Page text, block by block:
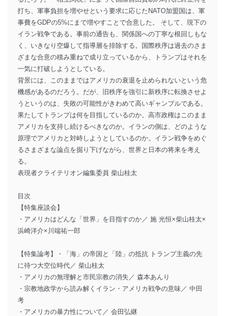
打ち、軍事負担を増やせという要求に応じたNATO加盟国は、軍
事費をGDPの5%にまで増やすことで合意した。 そして、現下の
イラン戦争である。事前の通告も、関係国への丁寧な根回しもな
く、いきなり空爆して指導層を排除する。国際秩序は過去のさま
ざまな合意の積み重ねで成り立っているから、トランプはそれを
一気に打破しようとしている。
背景には、このままではアメリカの衰退を止められないという危
機感があるのだろう。だが、旧秩序を強引に新秩序に転換させよ
うというのは、失敗の可能性がきわめて高いギャンブルである。
果たしてトランプは何を目指しているのか。高市政権はこのまま
アメリカを支持し続けるべきなのか。イランの側は、どのような
原理でアメリカと対峙しようとしているのか。イラン戦争をめぐ
るさまざまな論点を掘り下げながら、世界と日本の将来を考え
る。
表現者クライテリオン編集委員 柴山桂太
目次
【特集座談会】
・アメリカはどんな「世界」を目指すのか／ 施 光恒×柴山桂太×
浜崎洋介×川端祐一郎
【特集論考】・「海」の帝国と「陸」の抵抗 トランプ主義の先
に待つ大空位時代／ 柴山桂太
・アメリカの無理解と市民宗教の消失／ 森本あんり
・宗教地政学から読み解くイラン・アメリカ戦争の意味／ 中田
考
・アメリカの暴力性について／ 会田弘継